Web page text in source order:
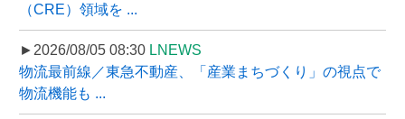
（CRE）領域を ...
►2026/08/05 08:30 LNEWS
物流最前線／東急不動産、「産業まちづくり」の視点で
物流機能も ...